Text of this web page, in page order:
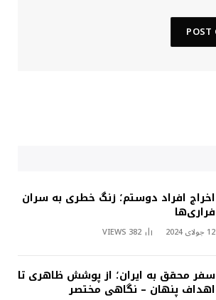
اخراج افراد دوستم؛ زنگ خطری به سران
فراری‌ها
12 جولای 2024 382
VIEWS
سفر محقق به ایران؛ از پوشش ظاهری تا
اهداف پنهان – نگاهی مختصر